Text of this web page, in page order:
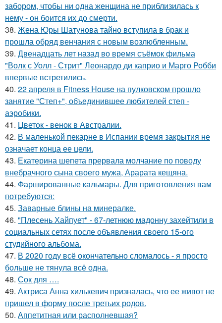
забором, чтобы ни одна женщина не приблизилась к
нему - он боится их до смерти.
38. Жена Юры Шатунова тайно вступила в брак и
прошла обряд венчания с новым возлюбленным.
39. Двенадцать лет назад во время съёмок фильма
"Волк с Уолл - Стрит" Леонардо ди каприо и Марго Робби
впервые встретились.
40. 22 апреля в Fitness House на пулковском прошло
занятие "Степ+", объединившее любителей степ -
аэробики.
41. Цветок - венок в Австралии.
42. В маленькой пекарне в Испании время закрытия не
означает конца ее цели.
43. Екатерина шепета прервала молчание по поводу
внебрачного сына своего мужа, Арарата кещяна.
44. Фаршированные кальмары. Для приготовления вам
потребуются:
45. Заварные блины на минералке.
46. "Плесень Хайпует" - 67-летнюю мадонну захейтили в
социальных сетях после объявления своего 15-ого
студийного альбома.
47. В 2020 году всё окончательно сломалось - я просто
больше не тянула всё одна.
48. Сок для ….
49. Актриса Анна хилькевич призналась, что ее живот не
пришел в форму после третьих родов.
50. Аппетитная или располневшая?